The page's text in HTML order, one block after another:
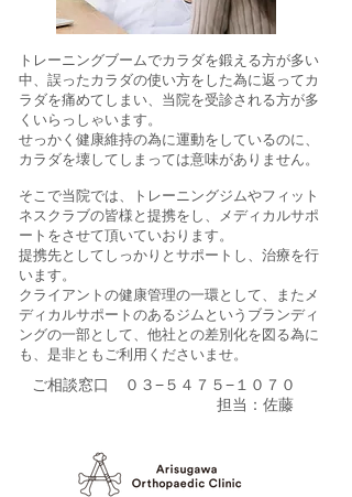
​ご相談窓口 ０３−５４７５−１０７０
​ 担当：佐藤
トレーニングブームでカラダを鍛える方が多い
中、誤ったカラダの使い方をした為に返ってカ
ラダを痛めてしまい、当院を受診される方が多
くいらっしゃいます。
​せっかく健康維持の為に運動をしているのに、
カラダを壊してしまっては意味がありません。
​そこで当院では、トレーニングジムやフィット
ネスクラブの皆様と提携をし、メディカルサポ
ートをさせて頂いていおります。
提携先としてしっかりとサポートし、治療を行
います。
​クライアントの健康管理の一環として、またメ
ディカルサポートのあるジムというブランディ
ングの一部として、他社との差別化を図る為に
も、是非ともご利用くださいませ。